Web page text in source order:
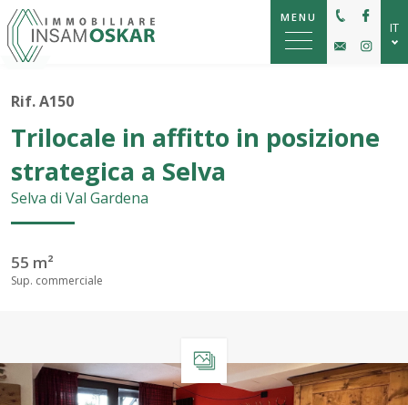
MENU
IT
Rif. A150
Trilocale in affitto in posizione
strategica a Selva
Selva di Val Gardena
55 m²
Sup. commerciale